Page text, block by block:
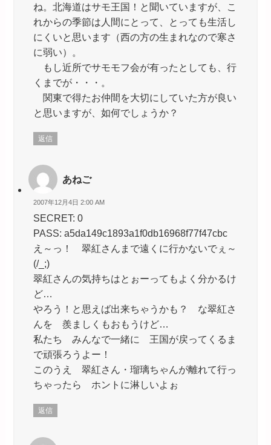
ね。北海道はサモ王国！と聞いていますが、こ
れからの季節は人間にとって、とっても生活し
にくいと思います（西の方の生まれなので寒さ
に弱い）。
もし近所でサモモフ会が有ったとしても、行
くまでが・・・。
関東で得たお仲間を大切にしていた方が良い
と思いますが、如何でしょうか？
返信
あねご
2007年12月4日 2:00 AM
SECRET: 0
PASS: a5da149c1893a1f0db16968f77f47cbc
え～っ！ 翠紅さんまで遠くに行かないでぇ～
(/_;)
翠紅さんの気持ちはとぉーってもよく分かるけ
ど…
やろう！と思えば出来ちゃうかも？ な翠紅さ
んを 羨ましくもおもうけど…
私たち みんなで一緒に 王国が戻ってくるま
で頑張ろうよー！
このうえ 翠紅さん・瑠璃ちゃんが離れて行っ
ちゃったら ホントに淋しいよぉ
返信